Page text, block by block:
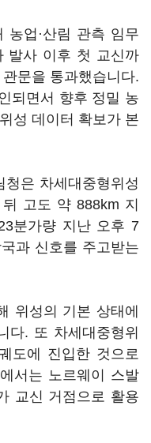
농업·산림 관측 임무
발사 이후 첫 교신까
문을 통과했습니다.
되면서 향후 정밀 농
성 데이터 확보가 본
청은 차세대중형위성
고도 약 888km 지
분가량 지난 오후 7
과 신호를 주고받는
위성의 기본 상태에
다. 또 차세대중형위
도에 진입한 것으로
서는 노르웨이 스발
교신 거점으로 활용